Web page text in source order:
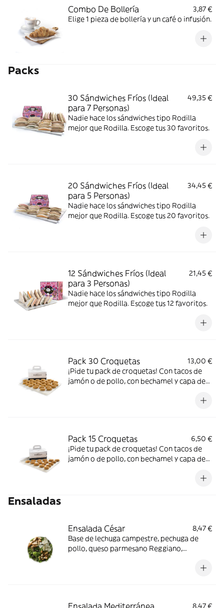
Combo De Bollería
3,87 €
Elige 1 pieza de bollería y un café o infusión.
Packs
30 Sándwiches Fríos (Ideal
para 7 Personas)
49,35 €
Nadie hace los sándwiches tipo Rodilla
mejor que Rodilla. Escoge tus 30 favoritos.
20 Sándwiches Fríos (Ideal
para 5 Personas)
34,45 €
Nadie hace los sándwiches tipo Rodilla
mejor que Rodilla. Escoge tus 20 favoritos.
12 Sándwiches Fríos (Ideal
para 3 Personas)
21,45 €
Nadie hace los sándwiches tipo Rodilla
mejor que Rodilla. Escoge tus 12 favoritos.
Pack 30 Croquetas
13,00 €
¡Pide tu pack de croquetas! Con tacos de
jamón o de pollo, con bechamel y capa de
Pack 15 Croquetas
6,50 €
¡Pide tu pack de croquetas! Con tacos de
jamón o de pollo, con bechamel y capa de
Ensaladas
Ensalada César
8,47 €
Base de lechuga campestre, pechuga de
pollo, queso parmesano Reggiano,
Ensalada Mediterránea 8,47 €